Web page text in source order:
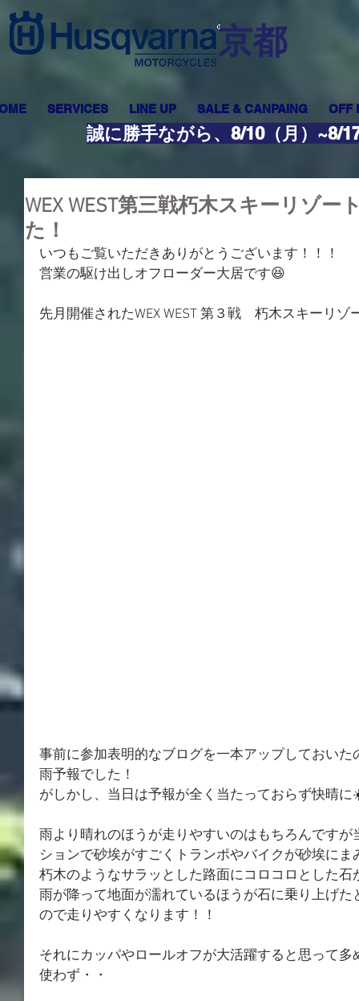
​京都
SERVICES LINE UP SALE & CANPAING OFF
誠に勝手ながら、8/10（月）~8/
WEX WEST第三戦朽木スキーリゾー
た！
いつもご覧いただきありがとうございます！！！
営業の駆け出しオフローダー大居です😆
先月開催されたWEX WEST 第３戦　朽木スキーリ
事前に参加表明的なブログを一本アップしておい
雨予報でした！
がしかし、当日は予報が全く当たっておらず快晴
雨より晴れのほうが走りやすいのはもちろんです
ションで砂埃がすごくトランポやバイクが砂埃にま
朽木のようなサラッとした路面にコロコロとした
雨が降って地面が濡れているほうが石に乗り上げ
ので走りやすくなります！！
それにカッパやロールオフが大活躍すると思って
使わず・・